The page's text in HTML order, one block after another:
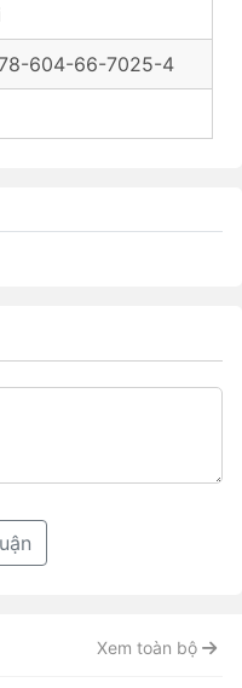
604-66-7025-4
Xem toàn bộ